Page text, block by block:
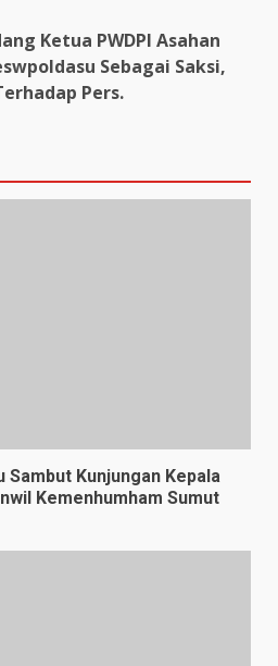
Ketua PWDPI Asahan
Sebagai Saksi,
Pers.
Sambut Kunjungan Kepala
Kemenhumham Sumut